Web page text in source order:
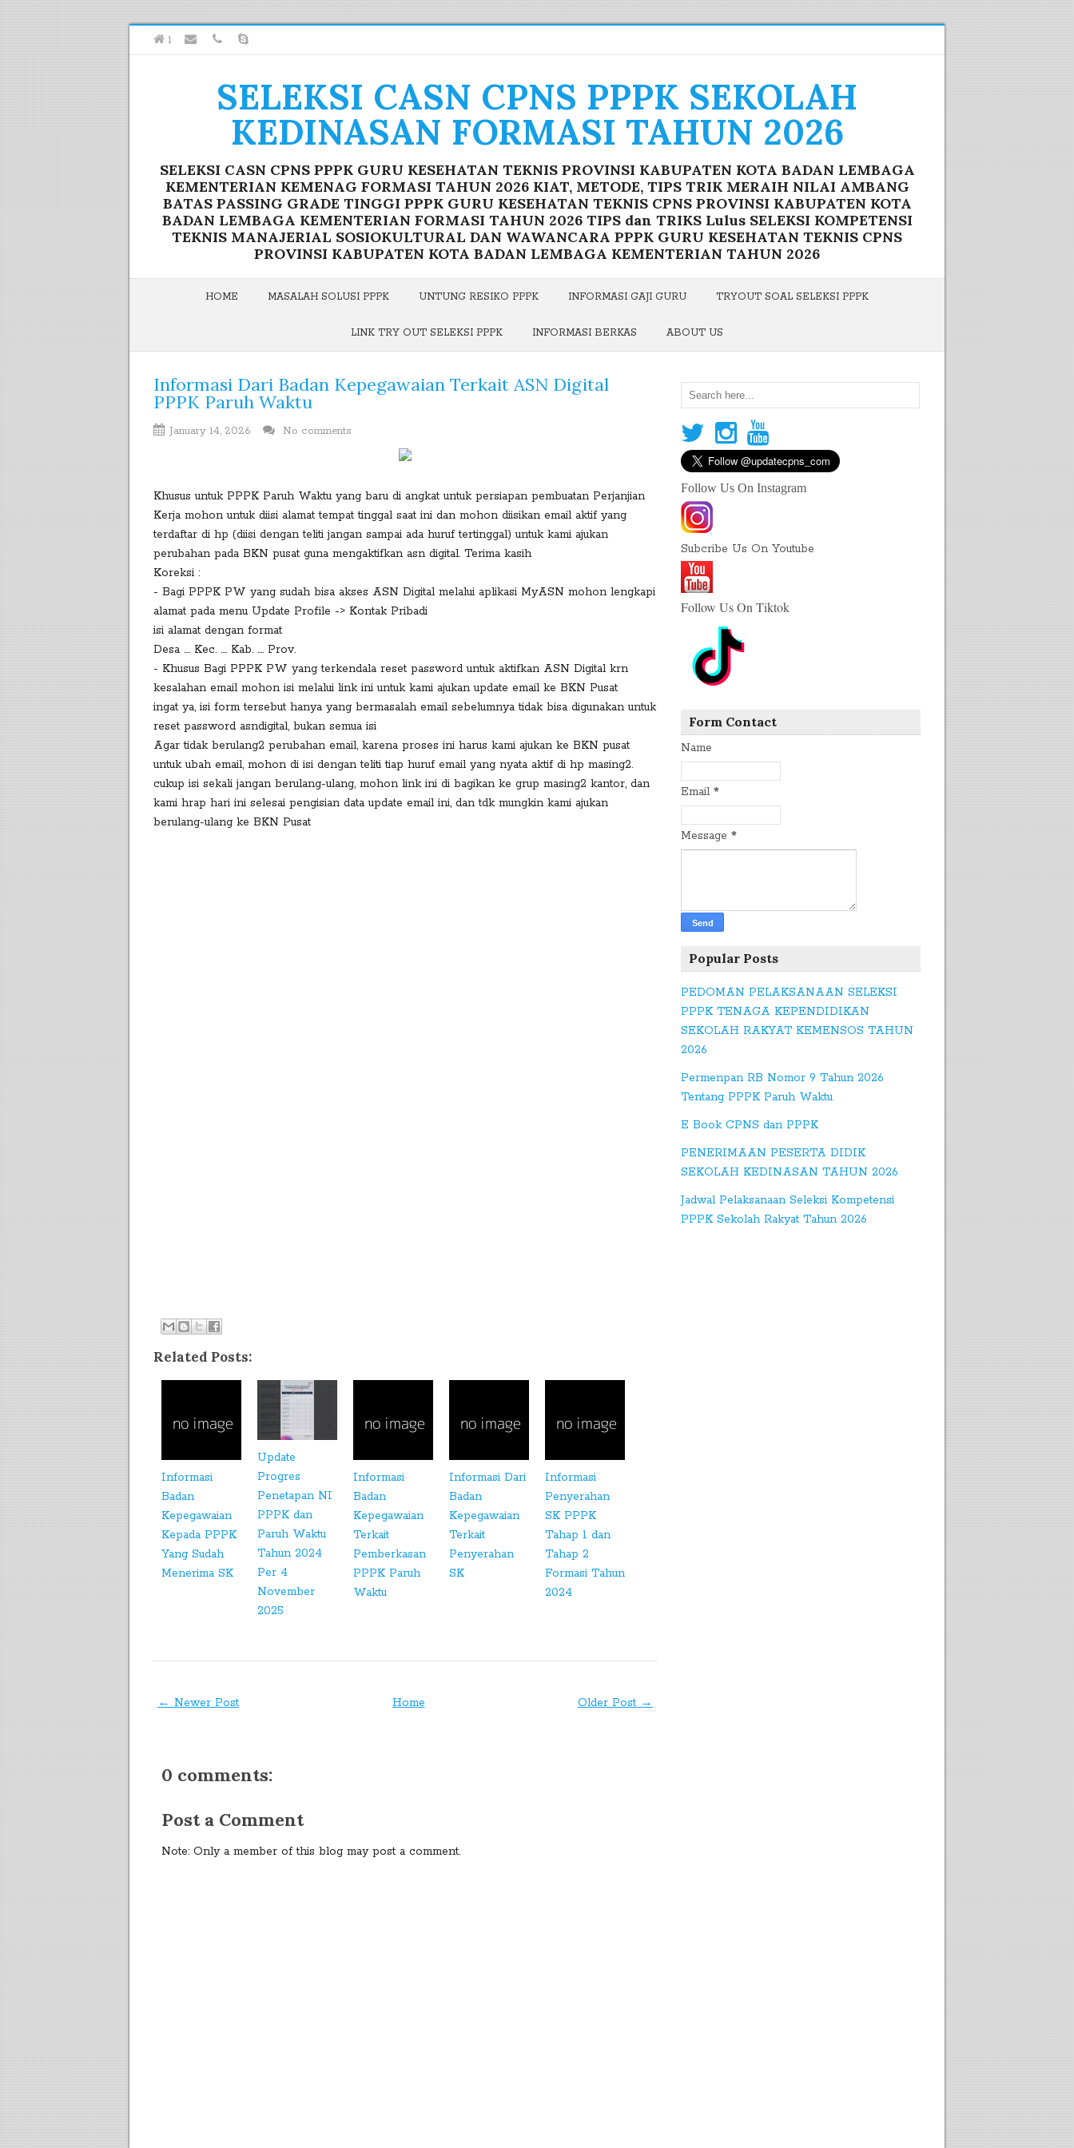
1
SELEKSI CASN CPNS PPPK SEKOLAH
KEDINASAN FORMASI TAHUN 2026
SELEKSI CASN CPNS PPPK GURU KESEHATAN TEKNIS PROVINSI KABUPATEN KOTA BADAN LEMBAGA
KEMENTERIAN KEMENAG FORMASI TAHUN 2026 KIAT, METODE, TIPS TRIK MERAIH NILAI AMBANG
BATAS PASSING GRADE TINGGI PPPK GURU KESEHATAN TEKNIS CPNS PROVINSI KABUPATEN KOTA
BADAN LEMBAGA KEMENTERIAN FORMASI TAHUN 2026 TIPS dan TRIKS Lulus SELEKSI KOMPETENSI
TEKNIS MANAJERIAL SOSIOKULTURAL DAN WAWANCARA PPPK GURU KESEHATAN TEKNIS CPNS
PROVINSI KABUPATEN KOTA BADAN LEMBAGA KEMENTERIAN TAHUN 2026
HOME MASALAH SOLUSI PPPK UNTUNG RESIKO PPPK INFORMASI GAJI GURU TRYOUT SOAL SELEKSI PPPK
LINK TRY OUT SELEKSI PPPK INFORMASI BERKAS ABOUT US
Informasi Dari Badan Kepegawaian Terkait ASN Digital
PPPK Paruh Waktu
January 14, 2026 No comments
Khusus untuk PPPK Paruh Waktu yang baru di angkat untuk persiapan pembuatan Perjanjian
Kerja mohon untuk diisi alamat tempat tinggal saat ini dan mohon diisikan email aktif yang
terdaftar di hp (diisi dengan teliti jangan sampai ada huruf tertinggal) untuk kami ajukan
perubahan pada BKN pusat guna mengaktifkan asn digital. Terima kasih
Koreksi :
- Bagi PPPK PW yang sudah bisa akses ASN Digital melalui aplikasi MyASN mohon lengkapi
alamat pada menu Update Profile -> Kontak Pribadi
isi alamat dengan format
Desa .... Kec. .... Kab. .... Prov.
- Khusus Bagi PPPK PW yang terkendala reset password untuk aktifkan ASN Digital krn
kesalahan email mohon isi melalui link ini untuk kami ajukan update email ke BKN Pusat
ingat ya, isi form tersebut hanya yang bermasalah email sebelumnya tidak bisa digunakan untuk
reset password asndigital, bukan semua isi
Agar tidak berulang2 perubahan email, karena proses ini harus kami ajukan ke BKN pusat
untuk ubah email, mohon di isi dengan teliti tiap huruf email yang nyata aktif di hp masing2.
cukup isi sekali jangan berulang-ulang, mohon link ini di bagikan ke grup masing2 kantor, dan
kami hrap hari ini selesai pengisian data update email ini, dan tdk mungkin kami ajukan
berulang-ulang ke BKN Pusat
Related Posts:
Informasi
Badan
Kepegawaian
Kepada PPPK
Yang Sudah
Menerima SK
Update
Progres
Penetapan NI
PPPK dan
Paruh Waktu
Tahun 2024
Per 4
November
2025
Informasi
Badan
Kepegawaian
Terkait
Pemberkasan
PPPK Paruh
Waktu
Informasi Dari
Badan
Kepegawaian
Terkait
Penyerahan
SK
Informasi
Penyerahan
SK PPPK
Tahap 1 dan
Tahap 2
Formasi Tahun
2024
← Newer Post Older Post →
Home
0 comments:
Post a Comment
Note: Only a member of this blog may post a comment.
Follow Us On Instagram
Subcribe Us On Youtube
Follow Us On Tiktok
Form Contact
Name
Email *
Message *
Popular Posts
PEDOMAN PELAKSANAAN SELEKSI
PPPK TENAGA KEPENDIDIKAN
SEKOLAH RAKYAT KEMENSOS TAHUN
2026
Permenpan RB Nomor 9 Tahun 2026
Tentang PPPK Paruh Waktu
E Book CPNS dan PPPK
PENERIMAAN PESERTA DIDIK
SEKOLAH KEDINASAN TAHUN 2026
Jadwal Pelaksanaan Seleksi Kompetensi
PPPK Sekolah Rakyat Tahun 2026